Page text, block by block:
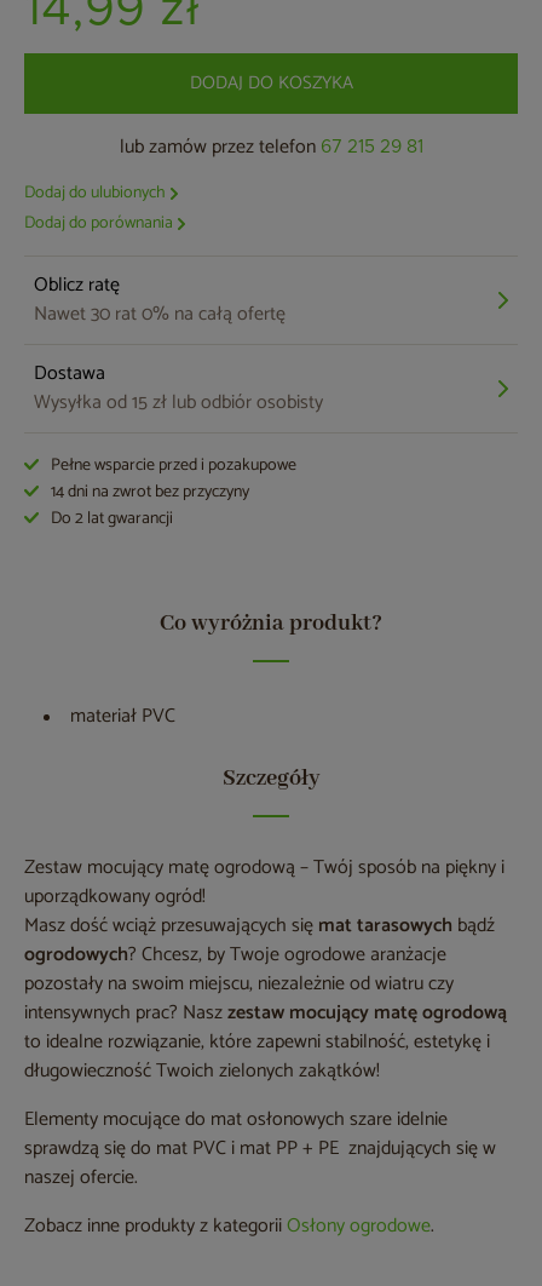
14,99 zł
DODAJ DO KOSZYKA
lub zamów przez telefon 67 215 29 81
Dodaj do ulubionych
Dodaj do porównania
Oblicz ratę
Nawet 30 rat 0% na całą ofertę
Dostawa
Wysyłka od 15 zł lub odbiór osobisty
Pełne wsparcie przed i pozakupowe
14 dni na zwrot bez przyczyny
Do 2 lat gwarancji
Co wyróżnia produkt?
materiał PVC
Szczegóły
Zestaw mocujący matę ogrodową – Twój sposób na piękny i
uporządkowany ogród!
Masz dość wciąż przesuwających sięmat tarasowych bądź
ogrodowych? Chcesz, by Twoje ogrodowe aranżacje
pozostały na swoim miejscu, niezależnie od wiatru czy
intensywnych prac? Naszzestaw mocujący matę ogrodową
to idealne rozwiązanie, które zapewni stabilność, estetykę i
długowieczność Twoich zielonych zakątków!
Elementy mocujące do mat osłonowych szare idelnie
sprawdzą się do mat PVC i mat PP + PE znajdujących się w
naszej ofercie.
Zobacz inne produkty z kategoriiOsłony ogrodowe.